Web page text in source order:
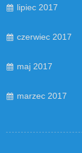
lipiec 2017
czerwiec 2017
maj 2017
marzec 2017